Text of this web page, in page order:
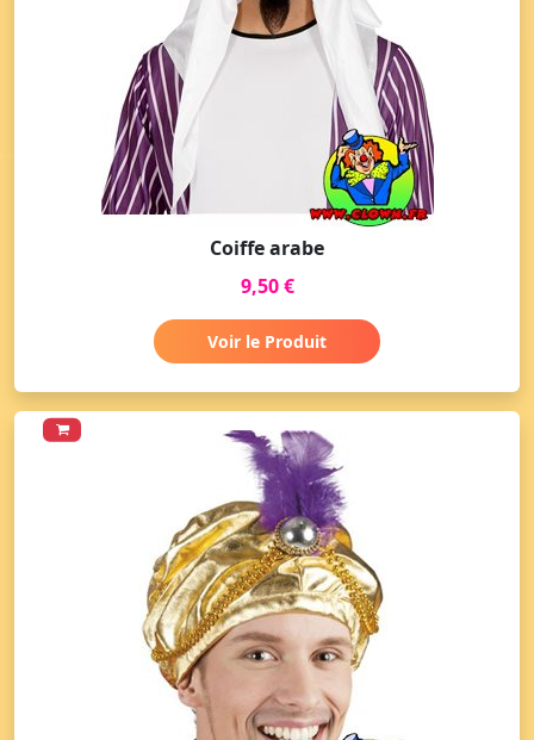
Coiffe arabe
9,50 €
Voir le Produit